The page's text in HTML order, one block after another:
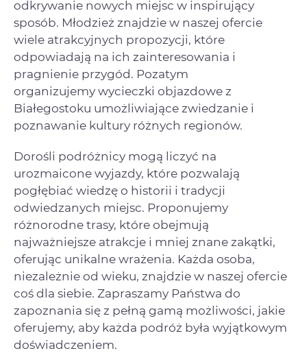
odkrywanie nowych miejsc w inspirujący
sposób. Młodzież znajdzie w naszej ofercie
wiele atrakcyjnych propozycji, które
odpowiadają na ich zainteresowania i
pragnienie przygód. Pozatym
organizujemy wycieczki objazdowe z
Białegostoku umożliwiające zwiedzanie i
poznawanie kultury różnych regionów.
Dorośli podróżnicy mogą liczyć na
urozmaicone wyjazdy, które pozwalają
pogłębiać wiedzę o historii i tradycji
odwiedzanych miejsc. Proponujemy
różnorodne trasy, które obejmują
najważniejsze atrakcje i mniej znane zakątki,
oferując unikalne wrażenia. Każda osoba,
niezależnie od wieku, znajdzie w naszej ofercie
coś dla siebie. Zapraszamy Państwa do
zapoznania się z pełną gamą możliwości, jakie
oferujemy, aby każda podróż była wyjątkowym
doświadczeniem.